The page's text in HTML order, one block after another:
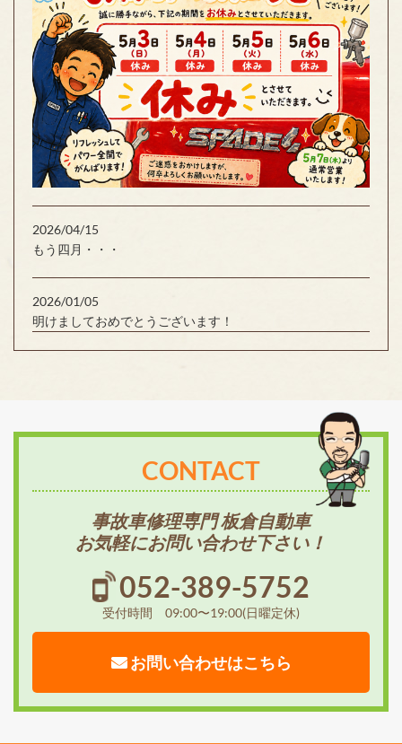
2026/04/15
もう四月・・・
2026/01/05
明けましておめでとうございます！
CONTACT
事故車修理専門 板倉自動車
お気軽にお問い合わせ下さい！
052-389-5752
受付時間 09:00〜19:00(日曜定休)
お問い合わせはこちら